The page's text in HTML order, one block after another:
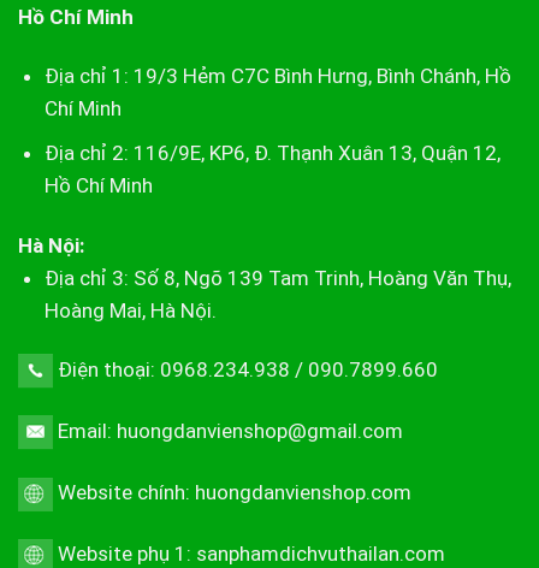
Hồ Chí Minh
Địa chỉ 1: 19/3 Hẻm C7C Bình Hưng, Bình Chánh, Hồ
Chí Minh
Địa chỉ 2: 116/9E, KP6, Đ. Thạnh Xuân 13, Quận 12,
Hồ Chí Minh
Hà Nội:
Địa chỉ 3: Số 8, Ngõ 139 Tam Trinh, Hoàng Văn Thụ,
Hoàng Mai, Hà Nội.
Điện thoại: 0968.234.938 / 090.7899.660
Email: huongdanvienshop@gmail.com
Website chính: huongdanvienshop.com
Website phụ 1: sanphamdichvuthailan.com